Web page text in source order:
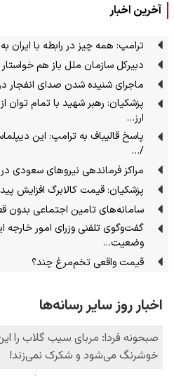
آخرین اخبار
ترامپ: همه چیز در رابطه با
دبیرکل سازمان ملل باز هم
ماجرای شنیده شدن صدای انفجار
پزشکیان: رهبر شهید با تمام توان
ارز…
پاسخ قالیباف به ترامپ: این
/…
مراکز فرماندهی نیروهای سعودی
پزشکیان: قیمت کالابرگ افزایش
سامانه‌های تامین اجتماعی
گفت‌وگوی تلفنی وزرای امور خارجه
وضعیت…
قیمت واقعی تخم‌مرغ چند؟